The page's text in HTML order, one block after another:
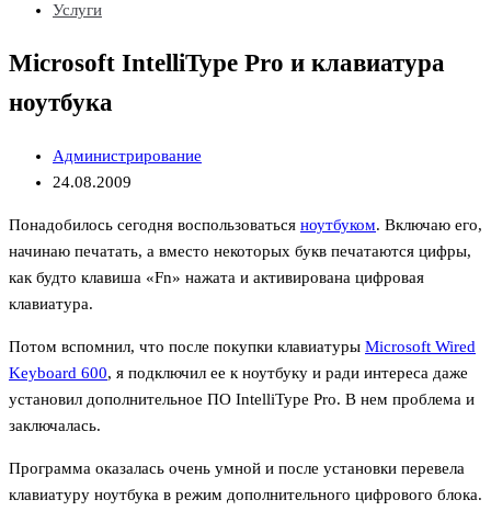
Услуги
Microsoft IntelliType Pro и клавиатура
ноутбука
Администрирование
24.08.2009
Понадобилось сегодня воспользоваться ноутбуком. Включаю его,
начинаю печатать, а вместо некоторых букв печатаются цифры,
как будто клавиша «Fn» нажата и активирована цифровая
клавиатура.
Потом вспомнил, что после покупки клавиатуры Microsoft Wired
Keyboard 600, я подключил ее к ноутбуку и ради интереса даже
установил дополнительное ПО IntelliType Pro. В нем проблема и
заключалась.
Программа оказалась очень умной и после установки перевела
клавиатуру ноутбука в режим дополнительного цифрового блока.